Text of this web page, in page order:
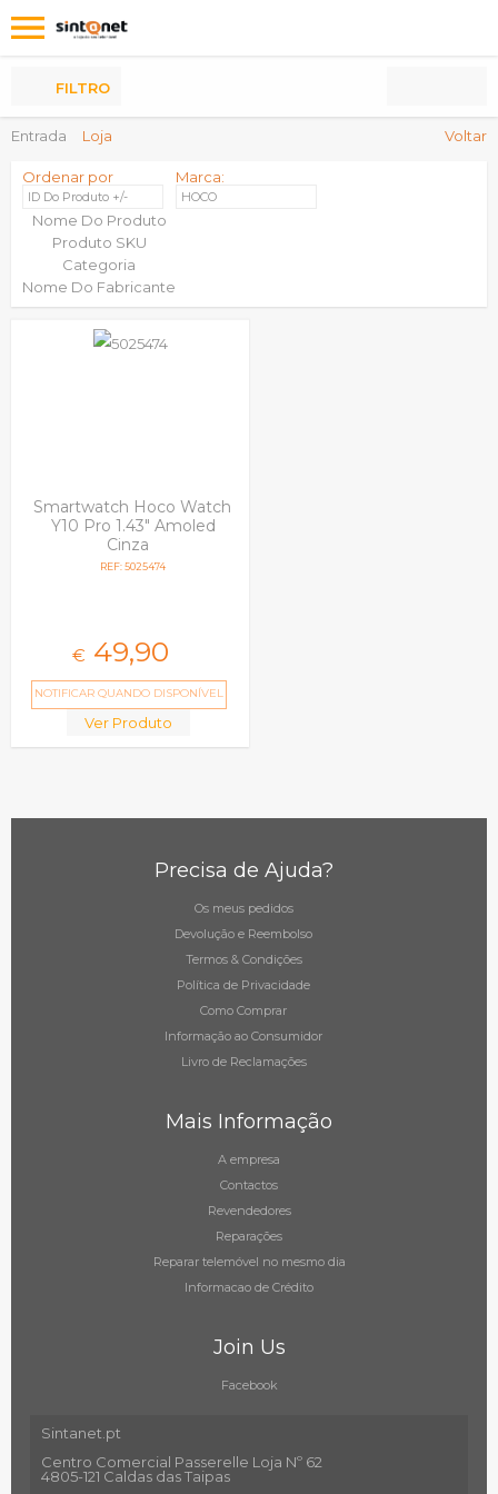
Entrada Loja Voltar
FILTRO
Ordenar por
ID Do Produto +/-
Nome Do Produto
Produto SKU
Categoria
Nome Do Fabricante
Marca:
HOCO
Smartwatch Hoco Watch
Y10 Pro 1.43" Amoled
Cinza
REF: 5025474
€ 49,90
NOTIFICAR QUANDO DISPONÍVEL
Ver Produto
Precisa de Ajuda?
Os meus pedidos
Devolução e Reembolso
Termos & Condições
Política de Privacidade
Como Comprar
Informação ao Consumidor
Livro de Reclamações
Mais Informação
A empresa
Contactos
Revendedores
Reparações
Reparar telemóvel no mesmo dia
Informacao de Crédito
Join Us
Facebook
Sintanet.pt
Centro Comercial Passerelle Loja Nº 62
4805-121 Caldas das Taipas